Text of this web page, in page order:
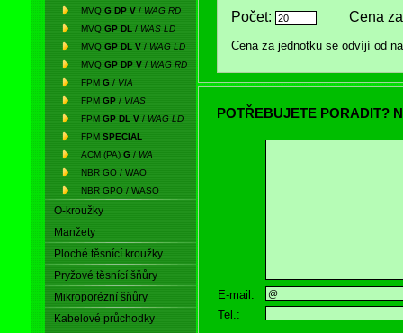
MVQ G DP V / WAG RD
MVQ GP DL / WAS LD
MVQ GP DL V / WAG LD
MVQ GP DP V / WAG RD
FPM G / VIA
FPM GP / VIAS
FPM GP DL V / WAG LD
FPM SPECIAL
ACM (PA) G / WA
NBR GO / WAO
NBR GPO / WASO
O-kroužky
Manžety
Ploché těsnící kroužky
Pryžové těsnící šňůry
Mikroporézní šňůry
Kabelové průchodky
Počet: Cena za
Cena za jednotku se odvíjí od
POTŘEBUJETE PORADIT?
E-mail:
Tel.: